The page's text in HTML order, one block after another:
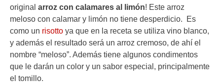
original arroz con calamares al limón! Este arroz
meloso con calamar y limón no tiene desperdicio. Es
como un risotto ya que en la receta se utiliza vino blanco,
y además el resultado será un arroz cremoso, de ahí el
nombre “meloso”. Además tiene algunos condimentos
que le darán un color y un sabor especial, principalmente
el tomillo.